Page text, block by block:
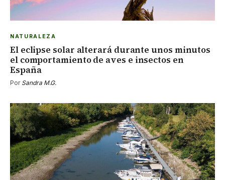
NATURALEZA
El eclipse solar alterará durante unos minutos
el comportamiento de aves e insectos en
España
Por Sandra M.G.